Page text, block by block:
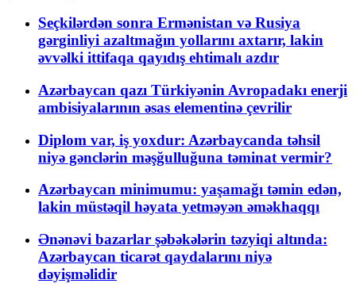
Seçkilərdən sonra Ermənistan və Rusiya
gərginliyi azaltmağın yollarını axtarır, lakin
əvvəlki ittifaqa qayıdış ehtimalı azdır
Azərbaycan qazı Türkiyənin Avropadakı enerji
ambisiyalarının əsas elementinə çevrilir
Diplom var, iş yoxdur: Azərbaycanda təhsil
niyə gənclərin məşğulluğuna təminat vermir?
Azərbaycan minimumu: yaşamağı təmin edən,
lakin müstəqil həyata yetməyən əməkhaqqı
Ənənəvi bazarlar şəbəkələrin təzyiqi altında:
Azərbaycan ticarət qaydalarını niyə
dəyişməlidir